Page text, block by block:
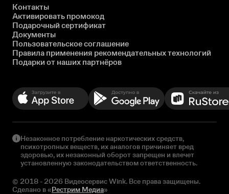
Контакты
Активировать промокод
Подарочный сертификат
Документы
Пользовательское соглашение
Правила применения рекомендательных технологий
Подарки от наших партнёров
Незаконное потребление наркотических средств,
психотропных веществ, их аналогов причиняет вред
здоровью, их незаконный оборот запрещен и влечет
установленную законодательством ответственность.
© 2018 - 2026 Видеосервис Wink. Все права защищены.
Сделано в «Рестрим Медиа»